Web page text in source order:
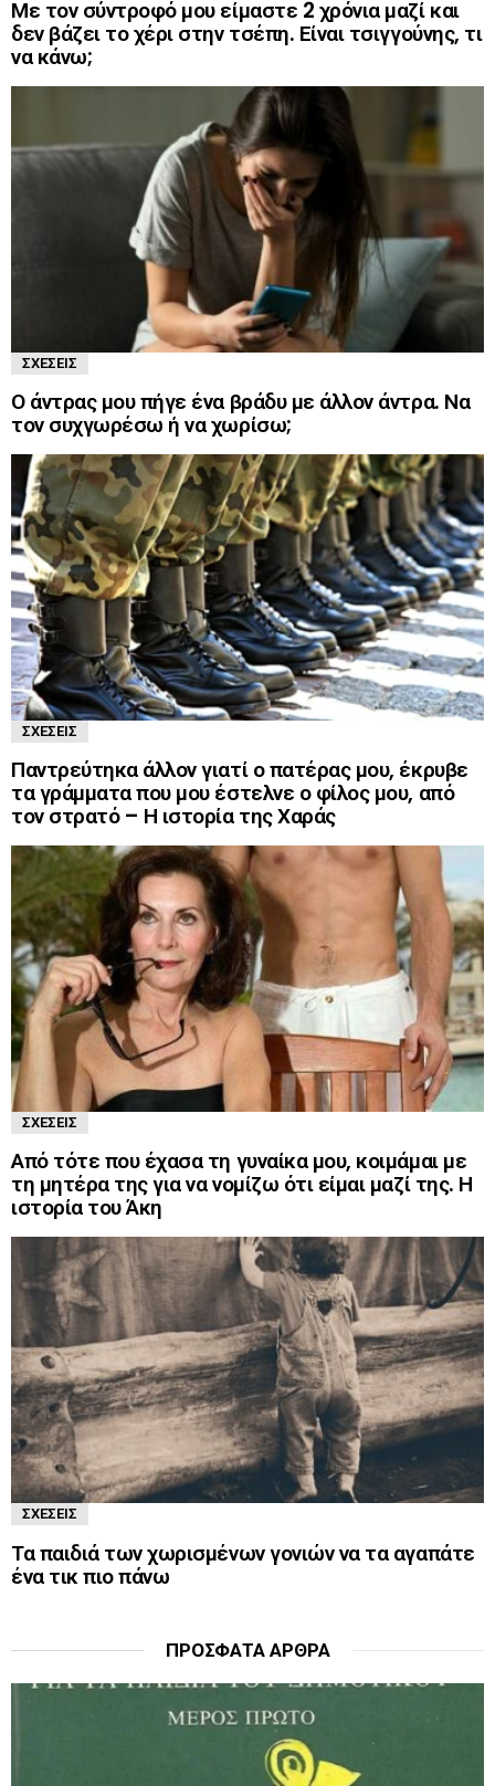
Με τον σύντροφό μου είμαστε 2 χρόνια μαζί και
δεν βάζει το χέρι στην τσέπη. Είναι τσιγγούνης, τι
να κάνω;
ΣΧΈΣΕΙΣ
Ο άντρας μου πήγε ένα βράδυ με άλλον άντρα. Να
τον συχγωρέσω ή να χωρίσω;
ΣΧΈΣΕΙΣ
Παντρεύτηκα άλλον γιατί ο πατέρας μου, έκρυβε
τα γράμματα που μου έστελνε ο φίλος μου, από
τον στρατό – Η ιστορία της Χαράς
ΣΧΈΣΕΙΣ
Από τότε που έχασα τη γυναίκα μου, κοιμάμαι με
τη μητέρα της για να νομίζω ότι είμαι μαζί της. Η
ιστορία του Άκη
ΣΧΈΣΕΙΣ
Τα παιδιά των χωρισμένων γονιών να τα αγαπάτε
ένα τικ πιο πάνω
ΠΡΌΣΦΑΤΑ ΆΡΘΡΑ